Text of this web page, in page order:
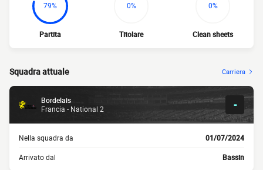
79%
Partita
0%
Titolare
0%
Clean sheets
Squadra attuale Carriera
Bordelais
Francia - National 2
-
Nella squadra da 01/07/2024
Arrivato dal Bassin